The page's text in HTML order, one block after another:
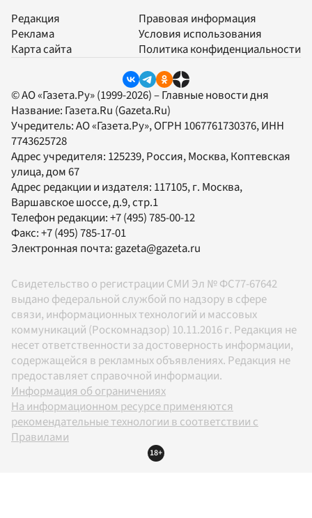
Редакция
Реклама
Карта сайта
Правовая информация
Условия использования
Политика конфиденциальности
© АО «Газета.Ру» (1999-2026) – Главные новости дня
Название: Газета.Ru (Gazeta.Ru)
Учредитель:АО «Газета.Ру», ОГРН 1067761730376, ИНН
7743625728
Адрес учредителя: 125239, Россия, Москва, Коптевская
улица, дом 67
Адрес редакции и издателя: 117105, г. Москва,
Варшавское шоссе, д.9, стр.1
Телефон редакции:+7 (495) 785-00-12
Факс:+7 (495) 785-17-01
Электронная почта:gazeta@gazeta.ru
Свидетельство о регистрации СМИ Эл № ФС77-67642
выдано федеральной службой по надзору в сфере
связи, информационных технологий и массовых
коммуникаций (Роскомнадзор) 10.11.2016 г. Редакция не
несет ответственности за достоверность информации,
содержащейся в рекламных объявлениях. Редакция не
предоставляет справочной информации.
Информация об ограничениях
На информационном ресурсе применяются
рекомендательные технологии в соответствии с
Правилами
18+